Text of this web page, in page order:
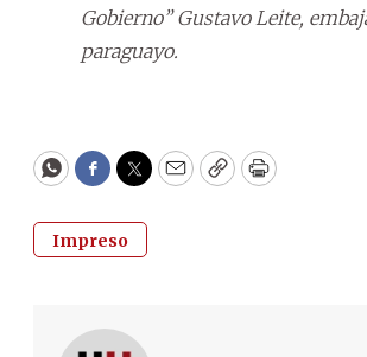
Gobierno” Gustavo Leite,
paraguayo.
WhatsApp
Facebook
Twitter
EmailCopyPrint
Impreso